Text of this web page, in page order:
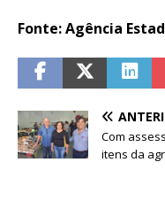
Fonte: Agência
Com
itens da